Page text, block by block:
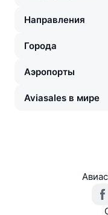
Направления
Города
Аэропорты
Aviasales в мире